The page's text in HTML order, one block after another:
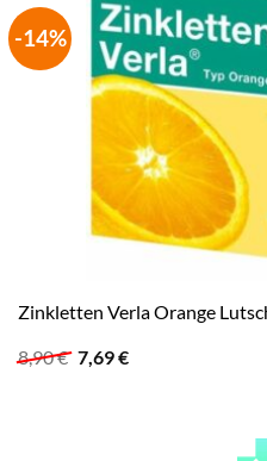
-14%
Zinkletten Verla Orange
8,90€ Ursprünglicher
Preis
7,69€Aktueller